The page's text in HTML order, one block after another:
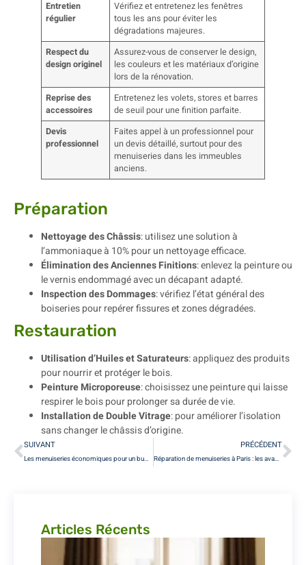
Entretien
régulier
Vérifiez et entretenez les fenêtres
tous les ans pour éviter les
dégradations majeures.
Respect du
design originel
Assurez-vous de conserver le design,
les couleurs et les matériaux d’origine
lors de la rénovation.
Reprise des
accessoires
Entretenez les volets, stores et barres
de seuil pour une finition parfaite.
Devis
professionnel
Faites appel à un professionnel pour
un devis détaillé, surtout pour des
menuiseries dans les immeubles
anciens.
Préparation
Nettoyage des Châssis: utilisez une solution à
l’ammoniaque à 10% pour un nettoyage efficace.
Élimination des Anciennes Finitions: enlevez la peinture ou
le vernis endommagé avec un décapant adapté.
Inspection des Dommages: vérifiez l’état général des
boiseries pour repérer fissures et zones dégradées.
Restauration
Utilisation d’Huiles et Saturateurs: appliquez des produits
pour nourrir et protéger le bois.
Peinture Microporeuse: choisissez une peinture qui laisse
respirer le bois pour prolonger sa durée de vie.
Installation de Double Vitrage: pour améliorer l’isolation
sans changer le châssis d’origine.
SUIVANT
Les menuiseries économiques pour un budget maîtrisé à Paris
PRÉCÉDENT
Réparation de menuiseries à Paris : les avantages du sur-mesure
Articles Récents